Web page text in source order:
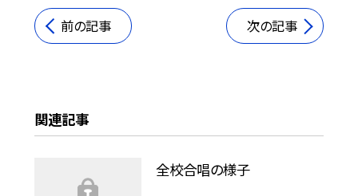
前の記事 次の記事
関連記事
全校合唱の様子